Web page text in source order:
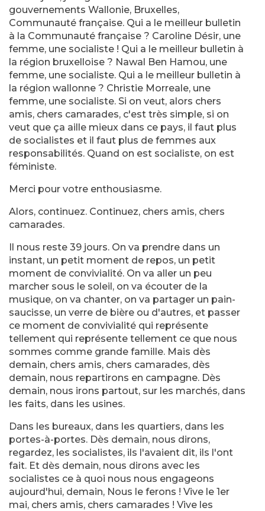
gouvernements Wallonie, Bruxelles,
Communauté française. Qui a le meilleur bulletin
à la Communauté française ? Caroline Désir, une
femme, une socialiste ! Qui a le meilleur bulletin à
la région bruxelloise ? Nawal Ben Hamou, une
femme, une socialiste. Qui a le meilleur bulletin à
la région wallonne ? Christie Morreale, une
femme, une socialiste. Si on veut, alors chers
amis, chers camarades, c'est très simple, si on
veut que ça aille mieux dans ce pays, il faut plus
de socialistes et il faut plus de femmes aux
responsabilités. Quand on est socialiste, on est
féministe.
Merci pour votre enthousiasme.
Alors, continuez. Continuez, chers amis, chers
camarades.
Il nous reste 39 jours. On va prendre dans un
instant, un petit moment de repos, un petit
moment de convivialité. On va aller un peu
marcher sous le soleil, on va écouter de la
musique, on va chanter, on va partager un pain-
saucisse, un verre de bière ou d'autres, et passer
ce moment de convivialité qui représente
tellement qui représente tellement ce que nous
sommes comme grande famille. Mais dès
demain, chers amis, chers camarades, dès
demain, nous repartirons en campagne. Dès
demain, nous irons partout, sur les marchés, dans
les faits, dans les usines.
Dans les bureaux, dans les quartiers, dans les
portes-à-portes. Dès demain, nous dirons,
regardez, les socialistes, ils l'avaient dit, ils l'ont
fait. Et dès demain, nous dirons avec les
socialistes ce à quoi nous nous engageons
aujourd'hui, demain, Nous le ferons ! Vive le 1er
mai, chers amis, chers camarades ! Vive les